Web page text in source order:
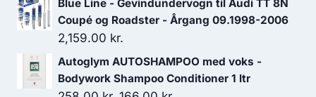
Blue Line - Gevindundervogn til Audi TT 8N
Coupé og Roadster - Årgang 09.1998-2006
2,159.00 kr.
Autoglym AUTOSHAMPOO med voks -
Bodywork Shampoo Conditioner 1 ltr